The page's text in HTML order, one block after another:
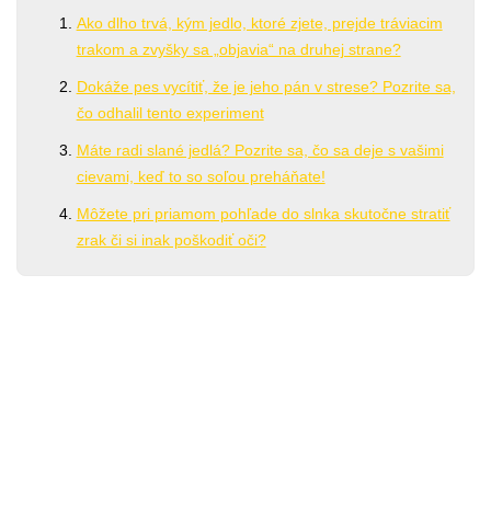
Ako dlho trvá, kým jedlo, ktoré zjete, prejde tráviacim
trakom a zvyšky sa „objavia“ na druhej strane?
Dokáže pes vycítiť, že je jeho pán v strese? Pozrite sa,
čo odhalil tento experiment
Máte radi slané jedlá? Pozrite sa, čo sa deje s vašimi
cievami, keď to so soľou preháňate!
Môžete pri priamom pohľade do slnka skutočne stratiť
zrak či si inak poškodiť oči?